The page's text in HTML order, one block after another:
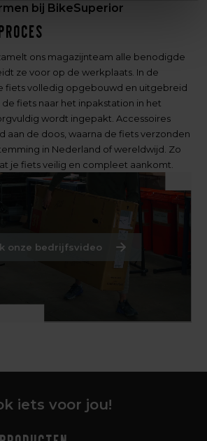
bij BikeSuperior
ons magazijnteam alle benodigde
ze voor op de werkplaats. In de
fiets volledig opgebouwd en uitgebreid
fiets naar het inpakstation in het
wordt ingepakt. Accessoires
aan de doos, waarna de fiets verzonden
in Nederland of wereldwijd. Zo
je fiets veilig en compleet aankomt.
onze bedrijfsvideo
iets voor jou!